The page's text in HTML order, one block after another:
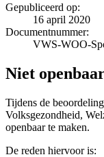
Gepubliceerd op:
16 april 2020
Documentnummer:
VWS-WOO-
Niet
Tijdens de
Volksgezondheid,
openbaar te maken.
De reden hiervoor is: